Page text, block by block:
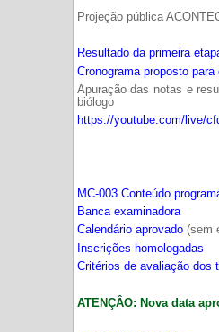
Projeção pública
Resultado da primeira
Cronograma proposto
Apuração das notas e
biólogo
https://youtube.com/live/
MC-003 Conteúdo
Banca examinadora
Calendário aprovado(sem
Inscrições homologadas
Critérios de avaliação dos
ATENÇÂO: Nova data